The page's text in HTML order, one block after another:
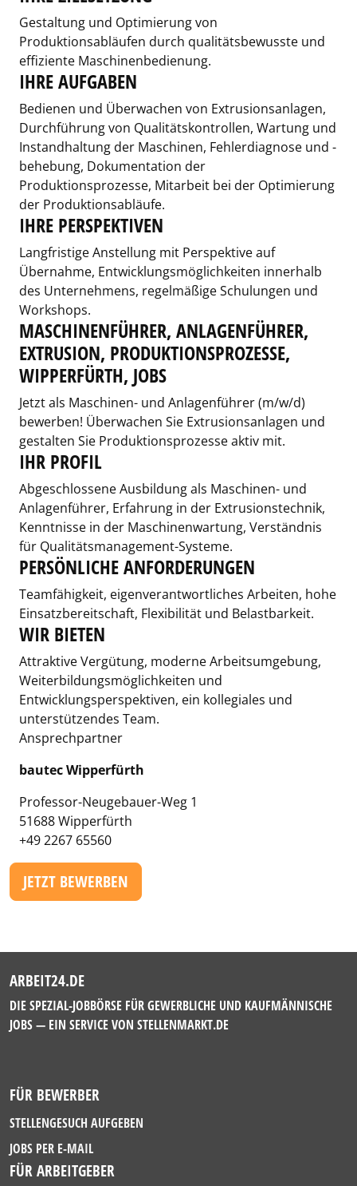
Gestaltung und Optimierung von
Produktionsabläufen durch qualitätsbewusste und
effiziente Maschinenbedienung.
IHRE AUFGABEN
Bedienen und Überwachen von Extrusionsanlagen,
Durchführung von Qualitätskontrollen, Wartung und
Instandhaltung der Maschinen, Fehlerdiagnose und -
behebung, Dokumentation der
Produktionsprozesse, Mitarbeit bei der Optimierung
der Produktionsabläufe.
IHRE PERSPEKTIVEN
Langfristige Anstellung mit Perspektive auf
Übernahme, Entwicklungsmöglichkeiten innerhalb
des Unternehmens, regelmäßige Schulungen und
Workshops.
MASCHINENFÜHRER, ANLAGENFÜHRER,
EXTRUSION, PRODUKTIONSPROZESSE,
WIPPERFÜRTH, JOBS
Jetzt als Maschinen- und Anlagenführer (m/w/d)
bewerben! Überwachen Sie Extrusionsanlagen und
gestalten Sie Produktionsprozesse aktiv mit.
IHR PROFIL
Abgeschlossene Ausbildung als Maschinen- und
Anlagenführer, Erfahrung in der Extrusionstechnik,
Kenntnisse in der Maschinenwartung, Verständnis
für Qualitätsmanagement-Systeme.
PERSÖNLICHE ANFORDERUNGEN
Teamfähigkeit, eigenverantwortliches Arbeiten, hohe
Einsatzbereitschaft, Flexibilität und Belastbarkeit.
WIR BIETEN
Attraktive Vergütung, moderne Arbeitsumgebung,
Weiterbildungsmöglichkeiten und
Entwicklungsperspektiven, ein kollegiales und
unterstützendes Team.
Ansprechpartner
bautec Wipperfürth
Professor-Neugebauer-Weg 1
51688 Wipperfürth
+49 2267 65560
JETZT BEWERBEN
ARBEIT24.DE
DIE SPEZIAL-JOBBÖRSE FÜR GEWERBLICHE UND KAUFMÄNNISCHE
JOBS — EIN SERVICE VON STELLENMARKT.DE
FÜR BEWERBER
STELLENGESUCH AUFGEBEN
JOBS PER E-MAIL
FÜR ARBEITGEBER